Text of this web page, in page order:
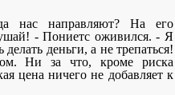
нас направляют? На его
- Пониетс оживился. - Я
деньги, а не трепаться!
Ни за что, кроме риска
цена ничего не добавляет к